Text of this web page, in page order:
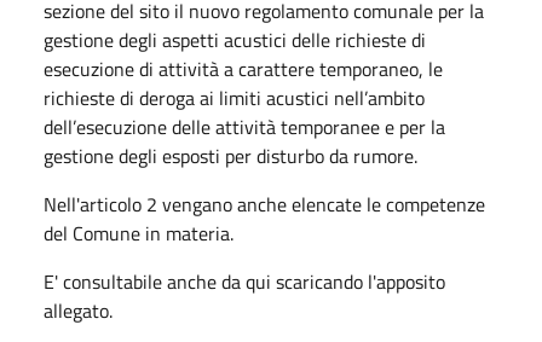
sezione del sito il nuovo regolamento comunale per la
gestione degli aspetti acustici delle richieste di
esecuzione di attività a carattere temporaneo, le
richieste di deroga ai limiti acustici nell’ambito
dell’esecuzione delle attività temporanee e per la
gestione degli esposti per disturbo da rumore.
Nell'articolo 2 vengano anche elencate le competenze
del Comune in materia.
E' consultabile anche da qui scaricando l'apposito
allegato.